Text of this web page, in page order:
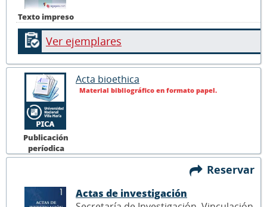
Texto impreso
Ver ejemplares
Publicación
períodica
Acta bioethica
Material bibliográfico en formato papel.
Reservar
Actas de investigación